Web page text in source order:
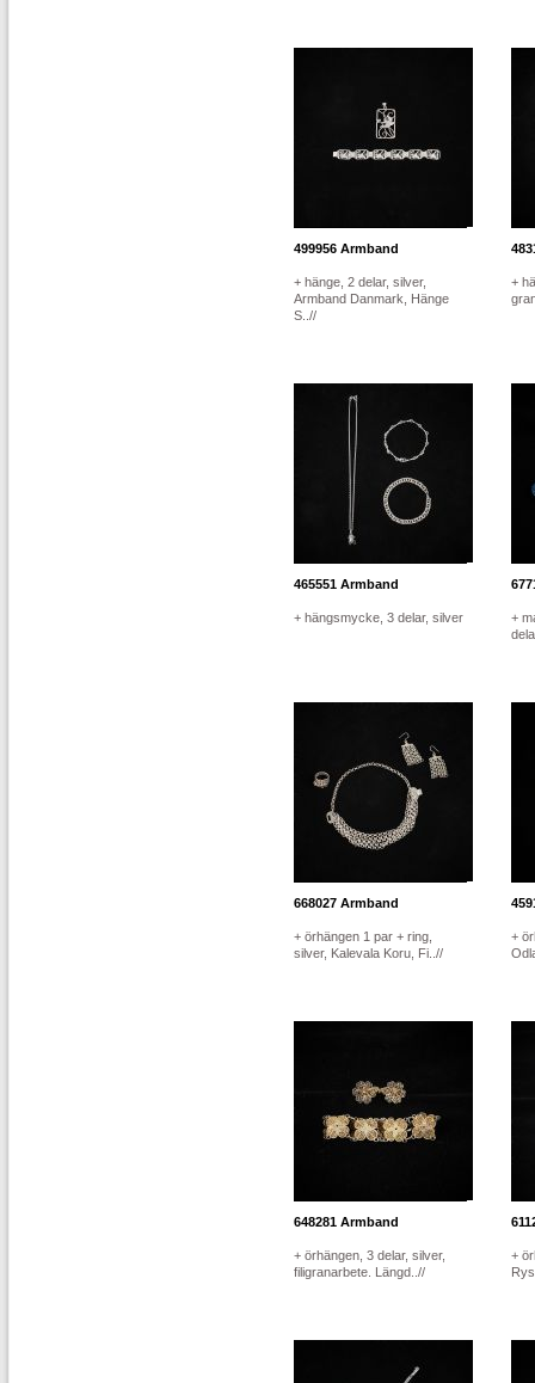
499956 Armband
+ hänge, 2 delar, silver,
Armband Danmark, Hänge
S..//
+
465551 Armband
+ hängsmycke, 3 delar, silver
+
668027 Armband
+ örhängen 1 par + ring,
silver, Kalevala Koru, Fi..//
+
648281 Armband
+ örhängen, 3 delar, silver,
filigranarbete. Längd..//
+